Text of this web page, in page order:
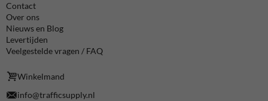
Contact
Over ons
Nieuws en Blog
Levertijden
Veelgestelde vragen / FAQ
Winkelmand
info@trafficsupply.nl